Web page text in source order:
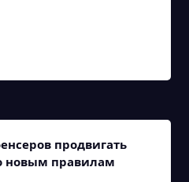
продвигать
новым правилам